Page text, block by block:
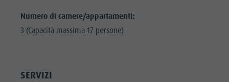
Numero di camere/appartamenti:
3 (Capacità massima 17 persone)
SERVIZI